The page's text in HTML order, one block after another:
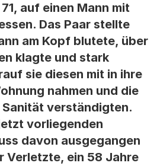
auf einen Mann mit
Das Paar stellte
am Kopf blutete, über
klagte und stark
sie diesen mit in ihre
nahmen und die
verständigten.
vorliegenden
davon ausgegangen
Verletzte, ein 58 Jahre